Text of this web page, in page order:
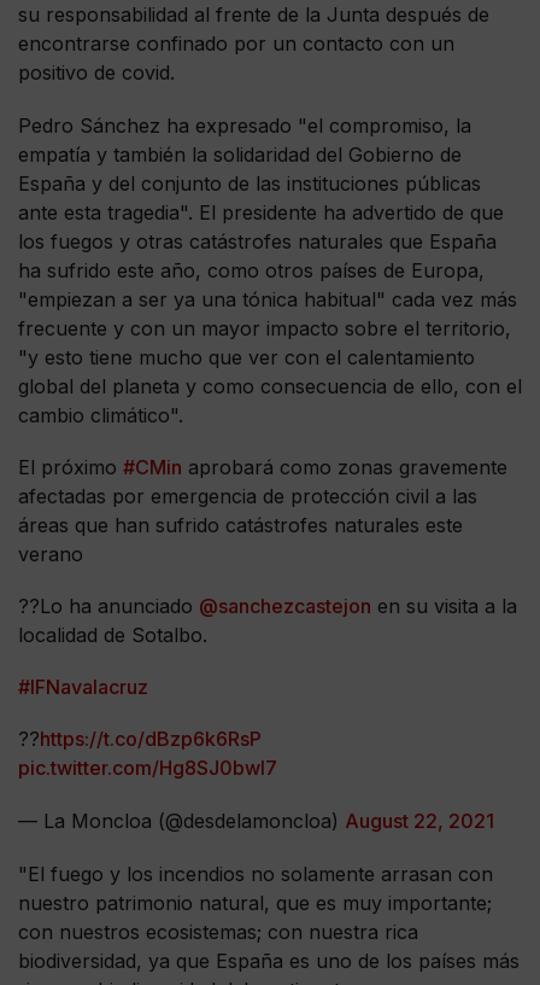
su responsabilidad al frente de la Junta después de
encontrarse confinado por un contacto con un
positivo de covid.
Pedro Sánchez ha expresado "el compromiso, la
empatía y también la solidaridad del Gobierno de
España y del conjunto de las instituciones públicas
ante esta tragedia". El presidente ha advertido de que
los fuegos y otras catástrofes naturales que España
ha sufrido este año, como otros países de Europa,
"empiezan a ser ya una tónica habitual" cada vez más
frecuente y con un mayor impacto sobre el territorio,
"y esto tiene mucho que ver con el calentamiento
global del planeta y como consecuencia de ello, con el
cambio climático".
El próximo #CMin aprobará como zonas gravemente
afectadas por emergencia de protección civil a las
áreas que han sufrido catástrofes naturales este
verano
??Lo ha anunciado @sanchezcastejon en su visita a la
localidad de Sotalbo.
#IFNavalacruz
??https://t.co/dBzp6k6RsP
pic.twitter.com/Hg8SJ0bwI7
— La Moncloa (@desdelamoncloa) August 22, 2021
"El fuego y los incendios no solamente arrasan con
nuestro patrimonio natural, que es muy importante;
con nuestros ecosistemas; con nuestra rica
biodiversidad, ya que España es uno de los países más